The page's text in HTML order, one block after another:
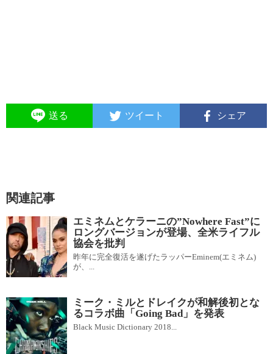
送る ツイート シェア
関連記事
エミネムとケラーニの”Nowhere Fast”に
ロングバージョンが登場、全米ライフル
協会を批判
昨年に完全復活を遂げたラッパーEminem(エミネム)
が、...
ミーク・ミルとドレイクが和解後初とな
るコラボ曲「Going Bad」を発表
Black Music Dictionary 2018...